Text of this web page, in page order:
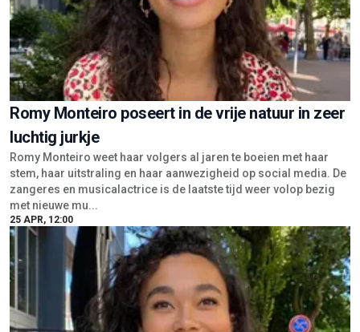
Romy Monteiro poseert in de vrije natuur in zeer
luchtig jurkje
Romy Monteiro weet haar volgers al jaren te boeien met haar
stem, haar uitstraling en haar aanwezigheid op social media. De
zangeres en musicalactrice is de laatste tijd weer volop bezig
met nieuwe mu...
25 APR, 12:00